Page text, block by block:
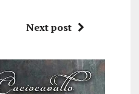
Next post